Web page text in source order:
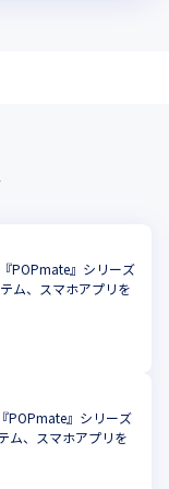
POPmate』シリーズ
ム、スマホアプリを
POPmate』シリーズ
ム、スマホアプリを